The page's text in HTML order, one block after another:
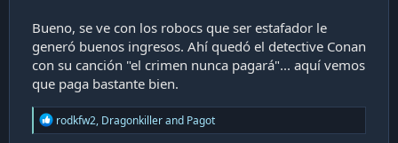
Bueno, se ve con los robocs que ser estafador le
generó buenos ingresos. Ahí quedó el detective Conan
con su canción "el crimen nunca pagará"... aquí vemos
que paga bastante bien.
R
e
rodkfw2, Dragonkillerand Pagot